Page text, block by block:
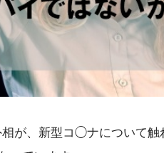
が、新型コ◯ナについて触